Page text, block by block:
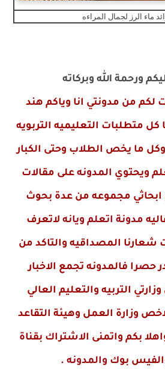
ماء الرز لجمال المراءه
ورحمة الله وبركاته
لكم من مدونتي انا وياكم هند
متطلبات التعليميه التربويه
وكل ما يخص الطلاب وحتى الكبار
ويحتوي المدونه على مقالات
مجموعه من عدة بحوث
مدونة اتعلم ويانه لاتعرف
شعارنا المصداقيه والتاكد من
حصرا فالمدونه تجمع الاخبار
التربيه والتعليم العالي
وزارة العمل وهيئة التقاعد
بكم واتمنى الاشتراك بقناة
والفيس بوك والمدونه .